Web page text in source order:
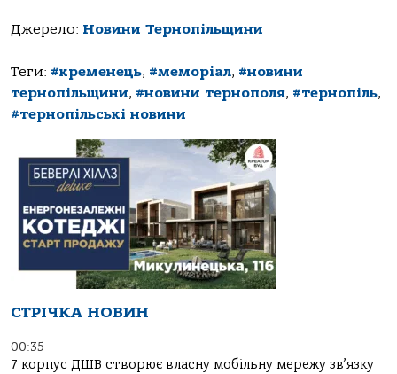
Джерело: Новини Тернопільщини
Теги: #кременець, #меморіал, #новини
тернопільщини, #новини тернополя, #тернопіль,
#тернопільські новини
СТРІЧКА НОВИН
00:35
7 корпус ДШВ створює власну мобільну мережу зв’язку